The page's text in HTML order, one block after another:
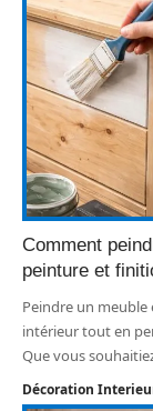
Comment
peinture et
Peindre un
intérieur tout en
Que vous
Décoration